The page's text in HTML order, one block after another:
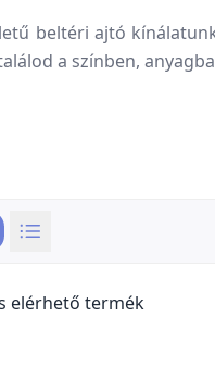
beltéri ajtó
a színben,
elérhető termék